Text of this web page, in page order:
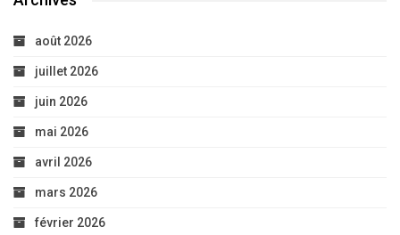
août 2026
juillet 2026
juin 2026
mai 2026
avril 2026
mars 2026
février 2026